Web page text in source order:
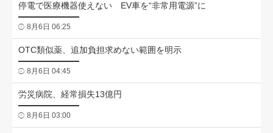
停電で医療機器使えない EV車を“非常用電源”に
8月6日 06:25
OTC類似薬、追加負担求めない範囲を明示
8月6日 04:45
労災病院、経常損失13億円
8月6日 03:00